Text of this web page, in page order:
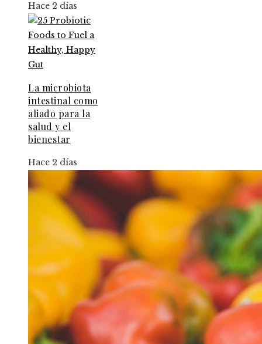
Hace 2 días
La microbiota
intestinal como
aliado para la
salud y el
bienestar
Hace 2 días